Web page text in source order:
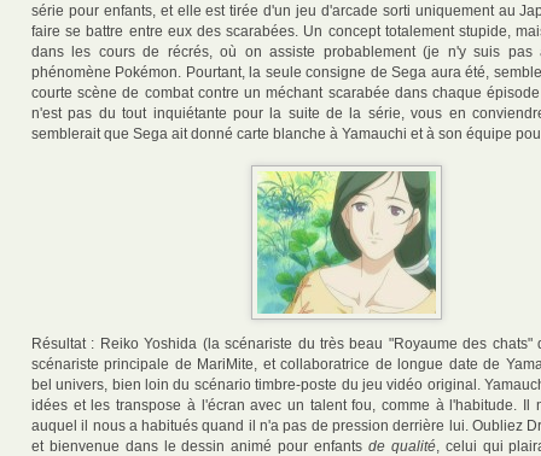
série pour enfants, et elle est tirée d'un jeu d'arcade sorti uniquement au
faire se battre entre eux des scarabées. Un concept totalement stupide,
dans les cours de récrés, où on assiste probablement (je n'y suis
phénomène Pokémon. Pourtant, la seule consigne de Sega aura été,
courte scène de combat contre un méchant scarabée dans chaque
n'est pas du tout inquiétante pour la suite de la série, vous en
semblerait que Sega ait donné carte blanche à Yamauchi et à son équipe
Résultat : Reiko Yoshida (la scénariste du très beau "Royaume des chats"
scénariste principale de MariMite, et collaboratrice de longue date de
bel univers, bien loin du scénario timbre-poste du jeu vidéo original.
idées et les transpose à l'écran avec un talent fou, comme à l'habitude. Il
auquel il nous a habitués quand il n'a pas de pression derrière lui. Oubliez
et bienvenue dans le dessin animé pour enfants de qualité, celui qui